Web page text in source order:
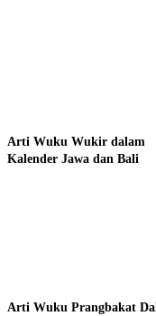
Arti Wuku Wukir dalam
Kalender Jawa dan Bali
Arti Wuku Prangbakat